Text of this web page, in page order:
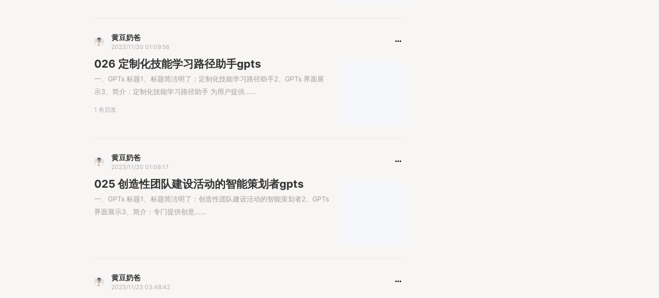
黄豆奶爸
2023/11/30 01:09:56
026 定制化技能学习路径助手gpts
一、GPTs 标题1、标题简洁明了：定制化技能学习路径助手2、GPTs 界面展
示3、简介：定制化技能学习路径助手 为用户提供......
1 有启发
黄豆奶爸
2023/11/30 01:08:17
025 创造性团队建设活动的智能策划者gpts
一、GPTs 标题1、标题简洁明了：创造性团队建设活动的智能策划者2、GPTs
界面展示3、简介：专门提供创意......
黄豆奶爸
2023/11/23 03:48:42